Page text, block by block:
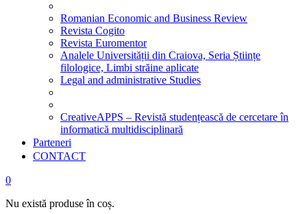
Romanian Economic and Business Review
Revista Cogito
Revista Euromentor
Analele Universității din Craiova, Seria Științe
filologice, Limbi străine aplicate
Legal and administrative Studies
CreativeAPPS – Revistă studențească de cercetare în
informatică multidisciplinară
Parteneri
CONTACT
0
Nu există produse în coș.